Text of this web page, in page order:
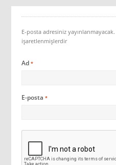
E-posta adresiniz yayınlanmayacak.
işaretlenmişlerdir
Ad*
E-posta*